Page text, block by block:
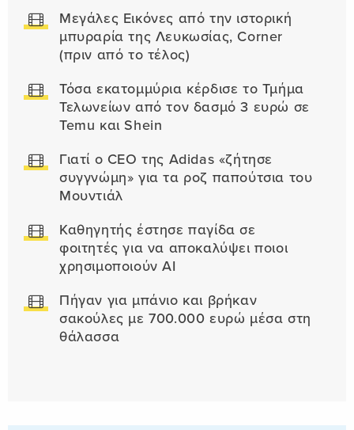
Μεγάλες Εικόνες από την ιστορική
μπυραρία της Λευκωσίας, Corner
(πριν από το τέλος)
Τόσα εκατομμύρια κέρδισε το Τμήμα
Τελωνείων από τον δασμό 3 ευρώ σε
Temu και Shein
Γιατί ο CEO της Adidas «ζήτησε
συγγνώμη» για τα ροζ παπούτσια του
Μουντιάλ
Καθηγητής έστησε παγίδα σε
φοιτητές για να αποκαλύψει ποιοι
χρησιμοποιούν AI
Πήγαν για μπάνιο και βρήκαν
σακούλες με 700.000 ευρώ μέσα στη
θάλασσα